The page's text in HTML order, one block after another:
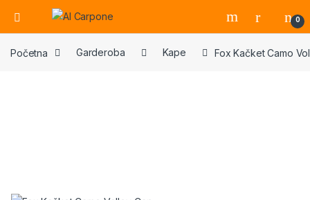
Open 0
Početna Garderoba Kape Fox Kačket Camo